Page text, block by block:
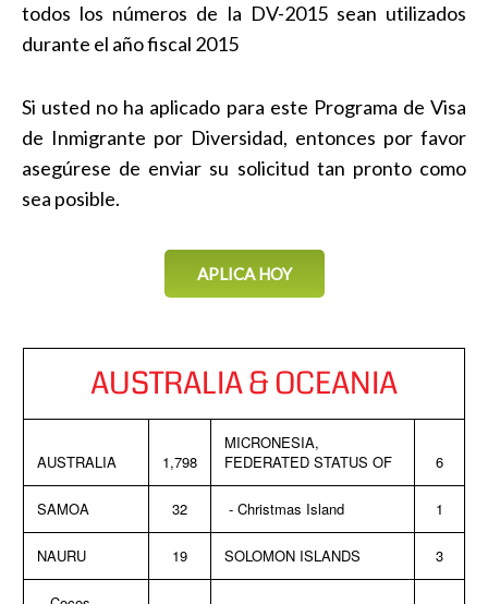
todos los números de la DV-2015 sean utilizados
durante el año fiscal 2015
Si usted no ha aplicado para este Programa de Visa
de Inmigrante por Diversidad, entonces por favor
asegúrese de enviar su solicitud tan pronto como
sea posible.
APLICA HOY
AUSTRALIA & OCEANIA
AUSTRALIA 1,798
MICRONESIA,
FEDERATED STATUS OF
6
SAMOA 32 - Christmas Island 1
NAURU 19 SOLOMON ISLANDS 3